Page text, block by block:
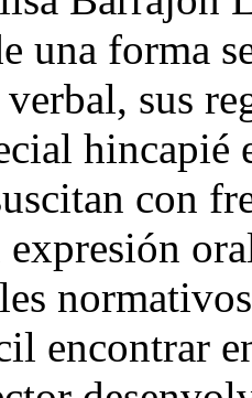
una forma
sus
hincapié
con
expresión
encontrar